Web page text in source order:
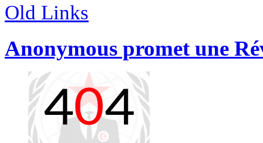
Old Links
Anonymous promet une